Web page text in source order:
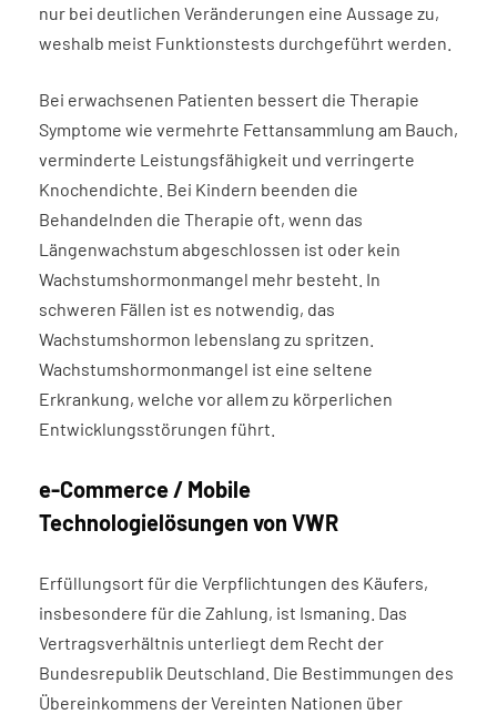
nur bei deutlichen Veränderungen eine Aussage zu,
weshalb meist Funktionstests durchgeführt werden.
Bei erwachsenen Patienten bessert die Therapie
Symptome wie vermehrte Fettansammlung am Bauch,
verminderte Leistungsfähigkeit und verringerte
Knochendichte. Bei Kindern beenden die
Behandelnden die Therapie oft, wenn das
Längenwachstum abgeschlossen ist oder kein
Wachstumshormonmangel mehr besteht. In
schweren Fällen ist es notwendig, das
Wachstumshormon lebenslang zu spritzen.
Wachstumshormonmangel ist eine seltene
Erkrankung, welche vor allem zu körperlichen
Entwicklungsstörungen führt.
e-Commerce / Mobile
Technologielösungen von VWR
Erfüllungsort für die Verpflichtungen des Käufers,
insbesondere für die Zahlung, ist Ismaning. Das
Vertragsverhältnis unterliegt dem Recht der
Bundesrepublik Deutschland. Die Bestimmungen des
Überein­kommens der Vereinten Nationen über